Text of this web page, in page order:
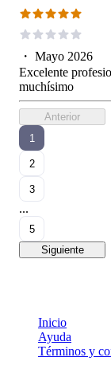
・ Mayo 2026
Excelente
muchísimo
Anterior
1
2
3
...
5
Siguiente
Inicio
Ayuda
Términos y